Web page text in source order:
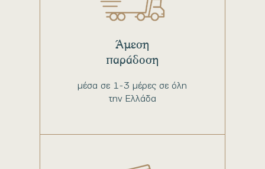
μέσα σε 1-3 μέρες σε όλη
την Ελλάδα
Άμεση
παράδοση